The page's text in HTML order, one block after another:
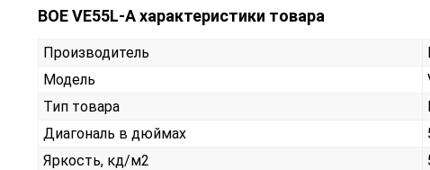
BOE VE55L-A характеристики товара
Производитель
Модель
Тип товара
Диагональ в дюймах
Яркость, кд/м2